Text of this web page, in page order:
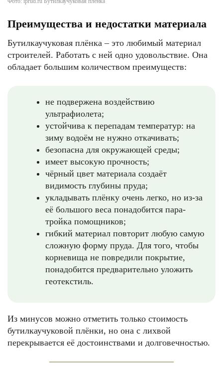
Преимущества и недостатки материала
Бутилкаучуковая плёнка – это любимый материал
строителей. Работать с ней одно удовольствие. Она
обладает большим количеством преимуществ:
не подвержена воздействию
ультрафиолета;
устойчива к перепадам температур: на
зиму водоём не нужно откачивать;
безопасна для окружающей среды;
имеет высокую прочность;
чёрный цвет материала создаёт
видимость глубины пруда;
укладывать плёнку очень легко, но из-за
её большого веса понадобится пара-
тройка помощников;
гибкий материал повторит любую самую
сложную форму пруда. Для того, чтобы
корневища не повредили покрытие,
понадобится предварительно уложить
геотекстиль.
Из минусов можно отметить только стоимость
бутилкаучуковой плёнки, но она с лихвой
перекрывается её достоинствами и долговечностью.